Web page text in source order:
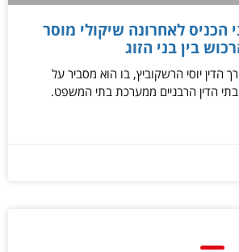
הכניס לאחרונה שיקולי מוסר
בין בני הזוג
הדין יוסי הרשקוביץ, בו הוא מסביר על
הדין הרבניים ממערכת בתי המשפט.